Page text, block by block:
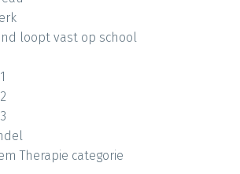
loopt vast op school
Therapie categorie